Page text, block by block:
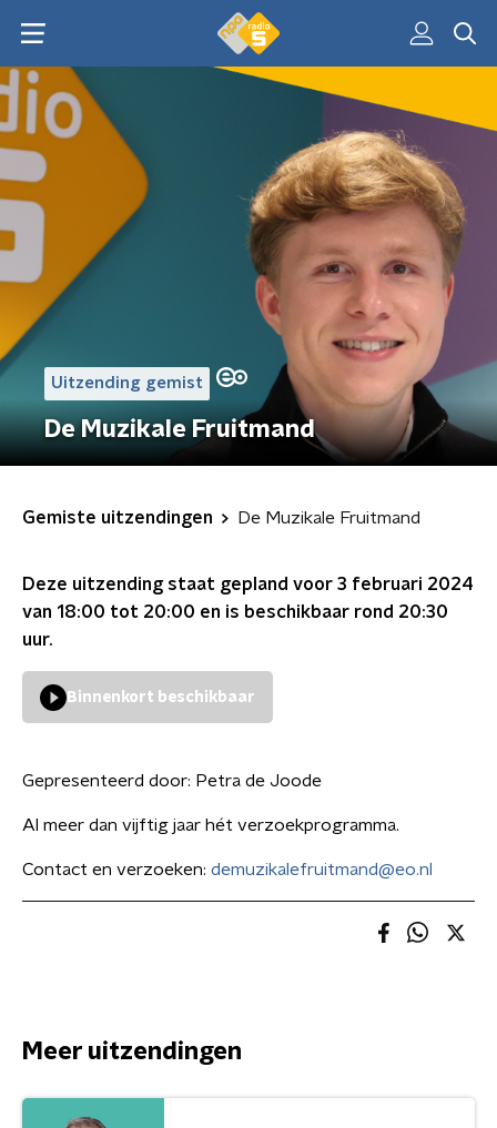
Uitzending gemist
De Muzikale Fruitmand
Gemiste uitzendingen De Muzikale Fruitmand
Deze uitzending staat gepland voor 3 februari 2024
van 18:00 tot 20:00 en is beschikbaar rond 20:30
uur.
Binnenkort beschikbaar
Gepresenteerd door: Petra de Joode
Al meer dan vijftig jaar hét verzoekprogramma.
Contact en verzoeken: demuzikalefruitmand@eo.nl
Meer uitzendingen